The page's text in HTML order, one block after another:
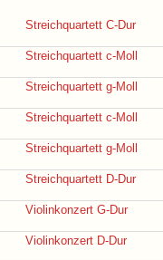
Streichquartett C-Dur
Streichquartett c-Moll
Streichquartett g-Moll
Streichquartett c-Moll
Streichquartett g-Moll
Streichquartett D-Dur
Violinkonzert G-Dur
Violinkonzert D-Dur